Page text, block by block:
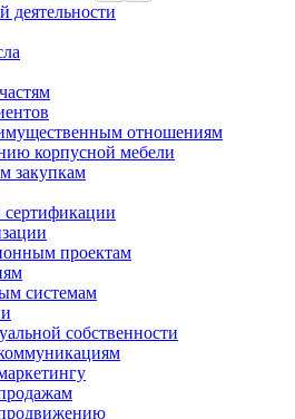
деятельности
отношениям
корпусной мебели
закупкам
сертификации
проектам
системам
собственности